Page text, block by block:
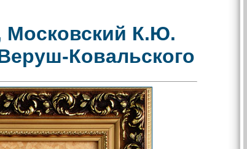
Московский К.Ю.
Ковальского